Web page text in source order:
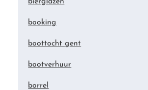
booking
boottocht gent
bootverhuur
borrel